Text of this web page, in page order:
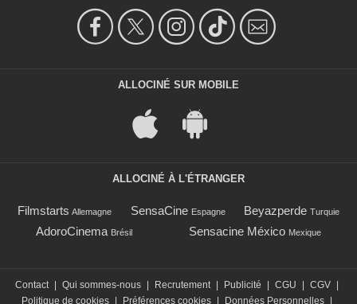
ALLOCINÉ SUR MOBILE
ALLOCINÉ À L'ÉTRANGER
Filmstarts Allemagne SensaCine Espagne Beyazperde Turquie
AdoroCinema Brésil Sensacine México Mexique
Contact Qui sommes-nous Recrutement Publicité CGU CGV
Politique de cookies
Préférences cookies Données Personnelles